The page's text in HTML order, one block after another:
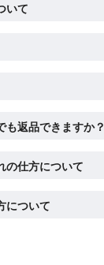
いて
も返品できますか？
の仕方について
について